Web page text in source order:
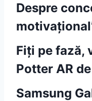
Despre
Fiți pe fază,
Potter AR
Samsung